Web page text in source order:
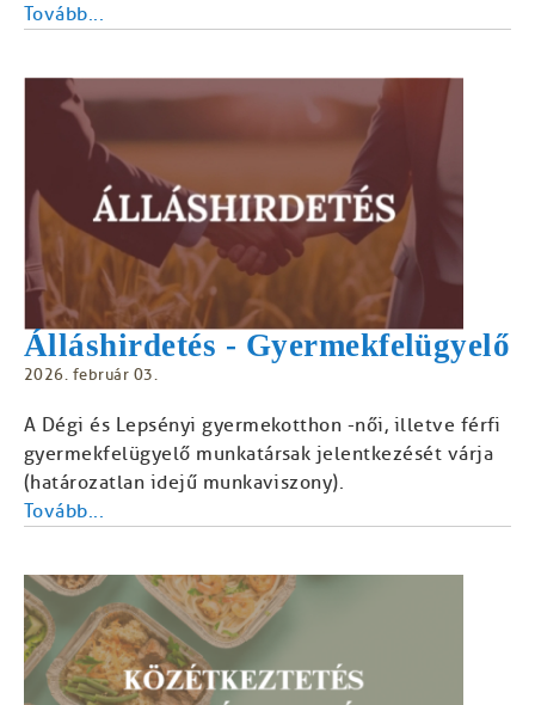
Tovább...
Álláshirdetés - Gyermekfelügyelő
2026. február 03.
A Dégi és Lepsényi gyermekotthon -női, illetve férfi
gyermekfelügyelő munkatársak jelentkezését várja
(határozatlan idejű munkaviszony).
Tovább...